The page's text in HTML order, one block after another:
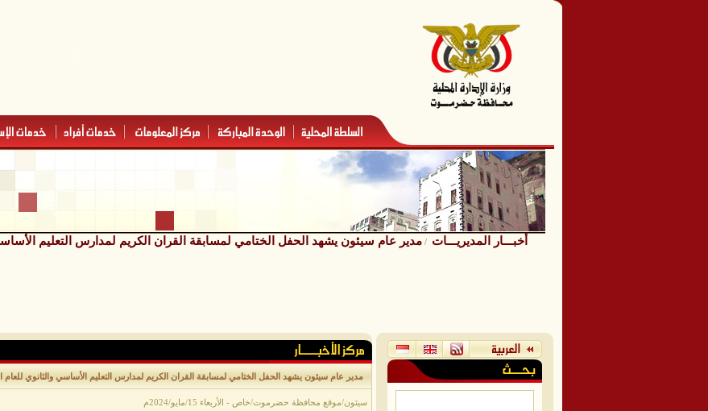
أخبـــار المديريـــات / مدير عام سيئون يشهد الحفل الختامي لمسابقة القران الكريم لمدارس التعليم الأساسي
مدير عام سيئون يشهد الحفل الختامي لمسابقة القران الكريم لمدارس التعليم الأساسي والثانوي للعام الدراسي
سيئون/موقع محافظة حضرموت/خاص - الأربعاء 15/مايو/2024م